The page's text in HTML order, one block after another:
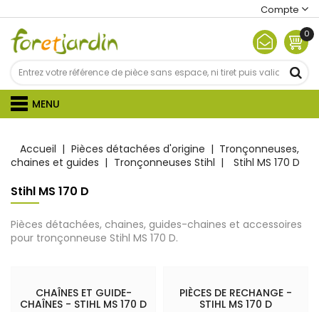
Compte
0
MENU
Accueil Pièces détachées d'origine
Tronçonneuses,
chaines et guides
Tronçonneuses Stihl Stihl MS 170 D
Stihl MS 170 D
Pièces détachées, chaines, guides-chaines et accessoires
pour tronçonneuse Stihl MS 170 D.
CHAÎNES ET GUIDE-
CHAÎNES - STIHL MS 170 D
PIÈCES DE RECHANGE -
STIHL MS 170 D